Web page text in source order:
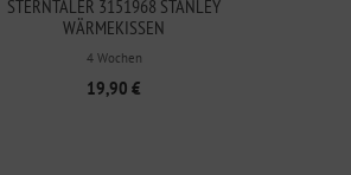
STERNTALER 3151968 STANLEY
WÄRMEKISSEN
4 Wochen
19,90 €